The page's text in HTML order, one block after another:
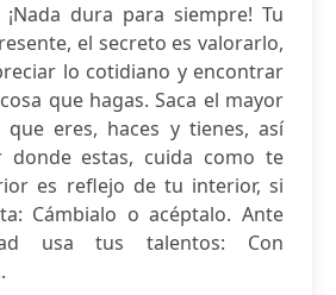
dura para siempre! Tu
el secreto es valorarlo,
lo cotidiano y encontrar
que hagas. Saca el mayor
eres, haces y tienes, así
donde estas, cuida como te
es reflejo de tu interior, si
Cámbialo o acéptalo. Ante
usa tus talentos: Con